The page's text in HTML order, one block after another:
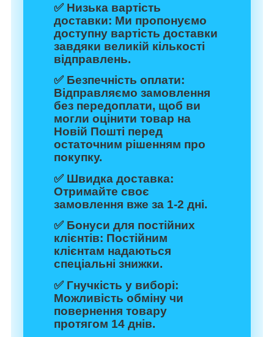
✅ Низька вартість
доставки: Ми пропонуємо
доступну вартість доставки
завдяки великій кількості
відправлень.
✅ Безпечність оплати:
Відправляємо замовлення
без передоплати, щоб ви
могли оцінити товар на
Новій Пошті перед
остаточним рішенням про
покупку.
✅ Швидка доставка:
Отримайте своє
замовлення вже за 1-2 дні.
✅ Бонуси для постійних
клієнтів: Постійним
клієнтам надаються
спеціальні знижки.
✅ Гнучкість у виборі:
Можливість обміну чи
повернення товару
протягом 14 днів.